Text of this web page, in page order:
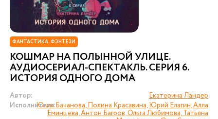
ФАНТАСТИКА. ФЭНТЕЗИ
КОШМАР НА ПОЛЫННОЙ УЛИЦЕ.
АУДИОСЕРИАЛ-СПЕКТАКЛЬ. СЕРИЯ 6.
ИСТОРИЯ ОДНОГО ДОМА
Автор:
Екатерина Ландер
Исполнители:Юлия Бачанова, Полина Красавина, Юрий Елагин, Алла
Еминцева, Антон Багров, Ольга Любимова, Татьяна